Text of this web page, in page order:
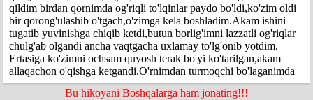
qildim birdan qornimda og'riqli to'lqinlar paydo bo'ldi,ko'zim oldi
bir qorong'ulashib o'tgach,o'zimga kela boshladim.Akam ishini
tugatib yuvinishga chiqib ketdi,butun borlig'imni lazzatli og'riqlar
chulg'ab olgandi ancha vaqtgacha uxlamay to'lg'onib yotdim.
Ertasiga ko'zimni ochsam quyosh terak bo'yi ko'tarilgan,akam
allaqachon o'qishga ketgandi.O'rnimdan turmoqchi bo'laganimda
Bu hikoyani Boshqalarga ham jonating!!!